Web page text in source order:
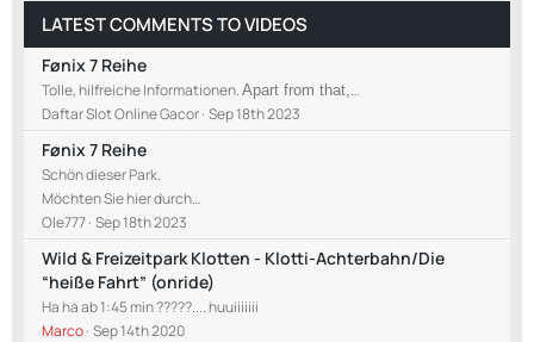
LATEST COMMENTS TO VIDEOS
Fønix 7 Reihe
Tolle, hilfreiche Informationen. Apart from that,…
Daftar Slot Online Gacor Sep 18th 2023
Fønix 7 Reihe
Schön dieser Park.
Möchten Sie hier durch…
Ole777 Sep 18th 2023
Wild & Freizeitpark Klotten - Klotti-Achterbahn/Die
“heiße Fahrt” (onride)
Ha ha ab 1:45 min ?????.... huuiiiiiii
Marco Sep 14th 2020